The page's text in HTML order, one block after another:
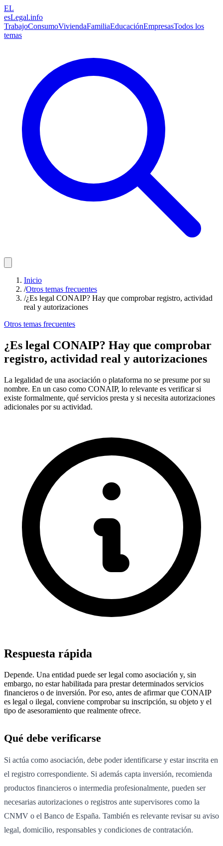
EL
esLegal.info
TrabajoConsumoViviendaFamiliaEducaciónEmpresasTodos los
temas
Inicio
/Otros temas frecuentes
/¿Es legal CONAIP? Hay que comprobar registro, actividad
real y autorizaciones
Otros temas frecuentes
¿Es legal CONAIP? Hay que comprobar
registro, actividad real y autorizaciones
La legalidad de una asociación o plataforma no se presume por su
nombre. En un caso como CONAIP, lo relevante es verificar si
existe formalmente, qué servicios presta y si necesita autorizaciones
adicionales por su actividad.
Respuesta rápida
Depende. Una entidad puede ser legal como asociación y, sin
embargo, no estar habilitada para prestar determinados servicios
financieros o de inversión. Por eso, antes de afirmar que CONAIP
es legal o ilegal, conviene comprobar su inscripción, su objeto y el
tipo de asesoramiento que realmente ofrece.
Qué debe verificarse
Si actúa como asociación, debe poder identificarse y estar inscrita en
el registro correspondiente. Si además capta inversión, recomienda
productos financieros o intermedia profesionalmente, pueden ser
necesarias autorizaciones o registros ante supervisores como la
CNMV o el Banco de España. También es relevante revisar su aviso
legal, domicilio, responsables y condiciones de contratación.